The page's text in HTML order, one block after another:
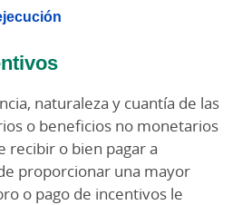
naturaleza y cuantía de las
o beneficios no monetarios
recibir o bien pagar a
proporcionar una mayor
o pago de incentivos le